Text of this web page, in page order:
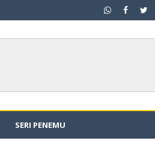
SERI PENEMU